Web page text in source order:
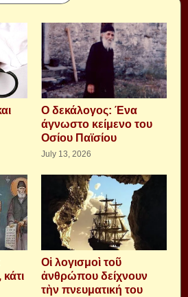
Ο δεκάλογος: Ένα
άγνωστο κείμενο του
Οσίου Παϊσίου
July 13, 2026
Οἱ λογισμοὶ τοῦ
ἀνθρώπου δείχνουν
τὴν πνευματική του